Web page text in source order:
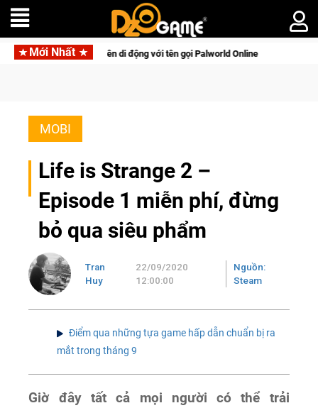
Mới Nhất
tồn lên di động với tên gọi Palworld Online
MOBI
Life is Strange 2 –
Episode 1 miễn phí, đừng
bỏ qua siêu phẩm
Tran
Huy
22/09/2020
12:00:00
Nguồn:
Steam
Điểm qua những tựa game hấp dẫn chuẩn bị ra
mắt trong tháng 9
Giờ đây tất cả mọi người có thể trải